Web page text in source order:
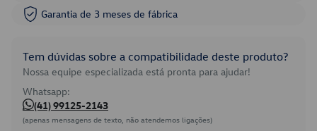
Garantia de 3 meses de fábrica
Tem dúvidas sobre a compatibilidade deste produto?
Nossa equipe especializada está pronta para ajudar!
Whatsapp:
(41) 99125-2143
(apenas mensagens de texto, não atendemos ligações)